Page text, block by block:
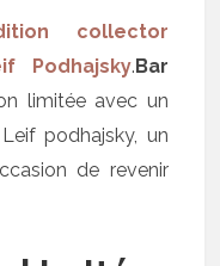
collector
Podhajsky. Bar
limitée avec un
podhajsky, un
de revenir